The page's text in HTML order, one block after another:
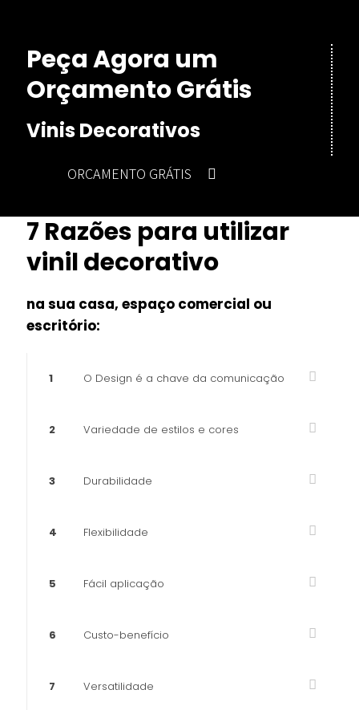
Peça Agora um
Orçamento Grátis
Vinis Decorativos
ORÇAMENTO GRÁTIS
7 Razões para utilizar
vinil decorativo
na sua casa, espaço comercial ou
escritório:
1 O Design é a chave da comunicação
2 Variedade de estilos e cores
3 Durabilidade
4 Flexibilidade
5 Fácil aplicação
6 Custo-benefício
7 Versatilidade